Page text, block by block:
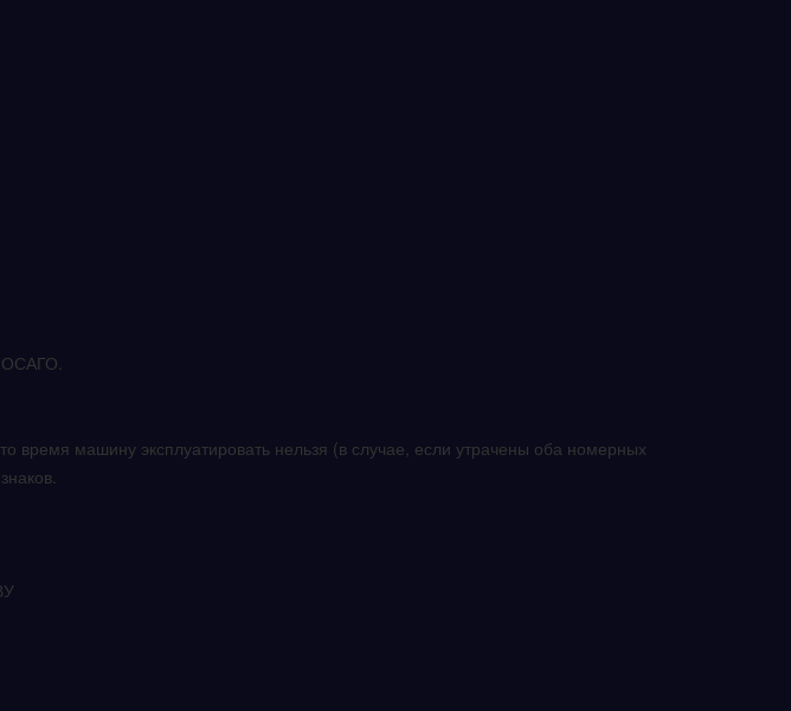
ОСАГО.
время машину эксплуатировать нельзя (в случае, если утрачены оба номерных